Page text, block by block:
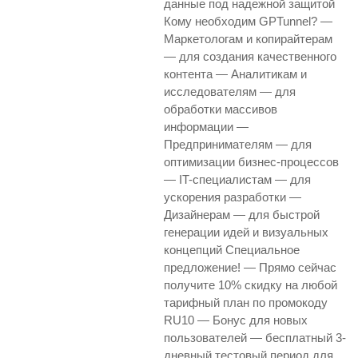
данные под надежной защитой
Кому необходим GPTunnel? —
Маркетологам и копирайтерам
— для создания качественного
контента — Аналитикам и
исследователям — для
обработки массивов
информации —
Предпринимателям — для
оптимизации бизнес-процессов
— IT-специалистам — для
ускорения разработки —
Дизайнерам — для быстрой
генерации идей и визуальных
концепций Специальное
предложение! — Прямо сейчас
получите 10% скидку на любой
тарифный план по промокоду
RU10 — Бонус для новых
пользователей — бесплатный 3-
дневный тестовый период для